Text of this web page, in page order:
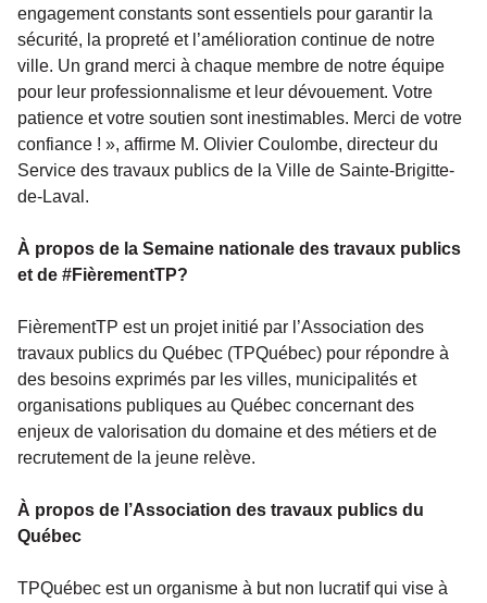
engagement constants sont essentiels pour garantir la
sécurité, la propreté et l’amélioration continue de notre
ville. Un grand merci à chaque membre de notre équipe
pour leur professionnalisme et leur dévouement. Votre
patience et votre soutien sont inestimables. Merci de votre
confiance ! », affirme M. Olivier Coulombe, directeur du
Service des travaux publics de la Ville de Sainte-Brigitte-
de-Laval.
À propos de la Semaine nationale des travaux publics
et de #FièrementTP?
FièrementTP est un projet initié par l’Association des
travaux publics du Québec (TPQuébec) pour répondre à
des besoins exprimés par les villes, municipalités et
organisations publiques au Québec concernant des
enjeux de valorisation du domaine et des métiers et de
recrutement de la jeune relève.
À propos de l’Association des travaux publics du
Québec
TPQuébec est un organisme à but non lucratif qui vise à